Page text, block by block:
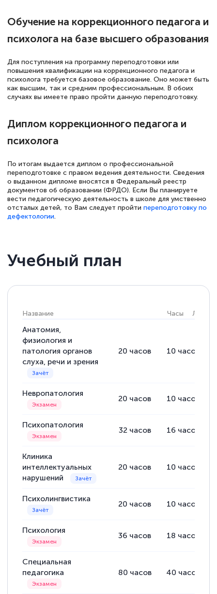
Обучение на коррекционного педагога и
психолога на базе высшего образования
Для поступления на программу переподготовки или
повышения квалификации на коррекционного педагога и
психолога требуется базовое образование. Оно может быть
как высшим, так и средним профессиональным. В обоих
случаях вы имеете право пройти данную переподготовку.
Диплом коррекционного педагога и
психолога
По итогам выдается диплом о профессиональной
переподготовке с правом ведения деятельности. Сведения
о выданном дипломе вносятся в Федеральный реестр
документов об образовании (ФРДО). Если Вы планируете
вести педагогическую деятельность в школе для умственно
отсталых детей, то Вам следует пройти переподготовку по
дефектологии.
Учебный план
Название Часы Лекции
Анатомия,
физиология и
патология органов
слуха, речи и зрения
20 часов 10 часов
Невропатология
20 часов 10 часов
Психопатология
32 часов 16 часов
Клиника
интеллектуальных
нарушений
20 часов 10 часов
Психолингвистика
20 часов 10 часов
Психология
36 часов 18 часов
Специальная
педагогика
80 часов 40 часов